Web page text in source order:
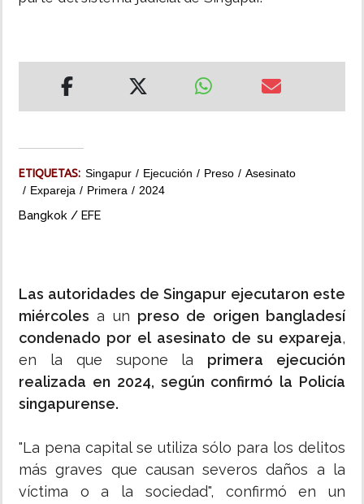
MULTIMEDIA
IMPRESO
ETIQUETAS: Singapur Ejecución Preso
Asesinato
Expareja
Primera 2024
Bangkok / EFE
Las autoridades de Singapur ejecutaron este
miércoles a un preso de origen bangladesí
condenado por el asesinato de su expareja,
en la que supone la primera ejecución
realizada en 2024, según confirmó la Policía
singapurense.
"La pena capital se utiliza sólo para los delitos
más graves que causan severos daños a la
víctima o a la sociedad", confirmó en un